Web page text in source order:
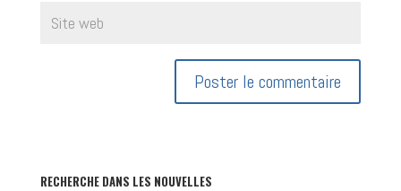
RECHERCHE DANS LES NOUVELLES